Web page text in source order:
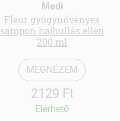
Medi
Fleur gyógynövényes
sampon hajhullás ellen
200 ml
MEGNÉZEM
2129 Ft
Elérhetõ